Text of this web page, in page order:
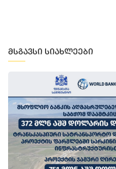
მსგავსი სიახლეები